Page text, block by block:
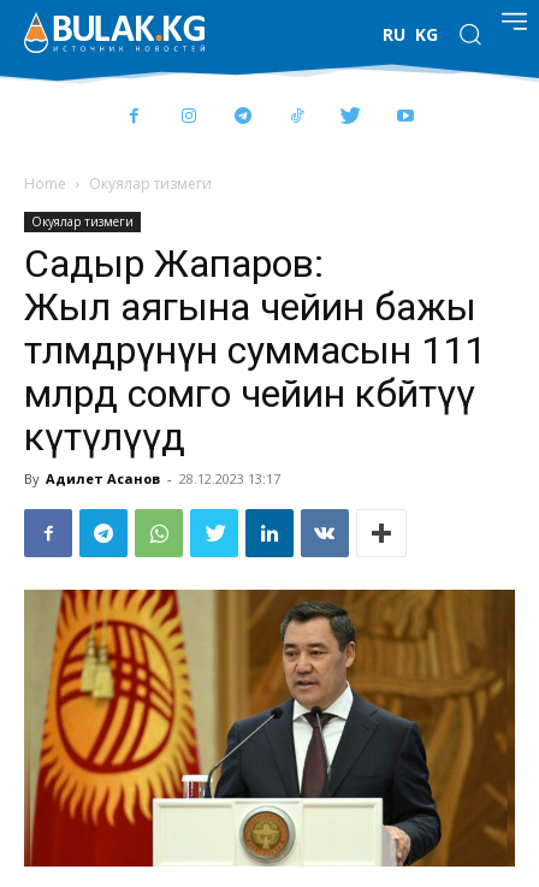
RU KG
Home Окуялар тизмеги
Окуялар тизмеги
Садыр Жапаров:
Жыл аягына чейин бажы
төлөмдөрүнүн суммасын 111
млрд сомго чейин көбөйтүү
күтүлүүдө
By Адилет Асанов - 28.12.2023 13:17